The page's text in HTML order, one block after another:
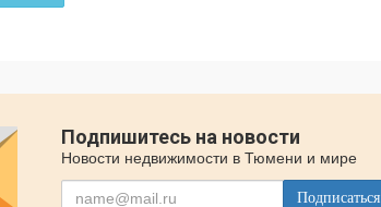
Подпишитесь на новости
Новости недвижимости в Тюмени и мире
Подписаться